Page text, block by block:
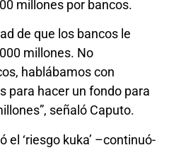
millones por bancos.
de que los bancos le
millones. No
hablábamos con
para hacer un fondo para
señaló Caputo.
el ‘riesgo kuka’ –continuó-